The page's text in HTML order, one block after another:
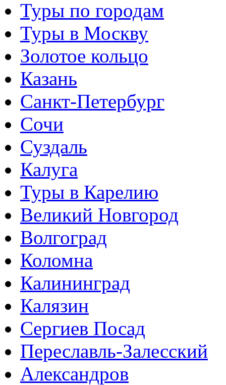
Туры по городам
Туры в Москву
Золотое кольцо
Казань
Санкт-Петербург
Сочи
Суздаль
Калуга
Туры в Карелию
Великий Новгород
Волгоград
Коломна
Калининград
Калязин
Сергиев Посад
Переславль-Залесский
Александров